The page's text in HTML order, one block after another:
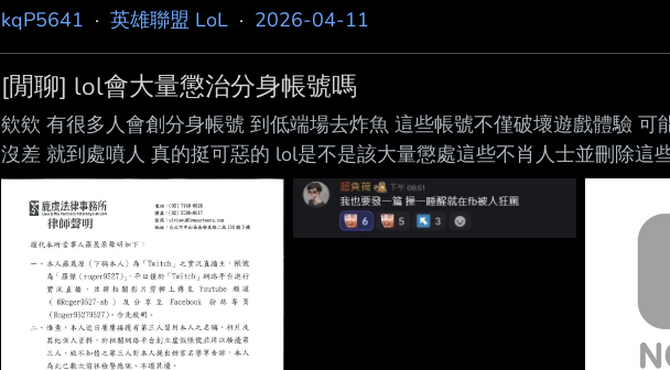
kqP5641 · 英雄聯盟 LoL · 2026-04-11
[閒聊] lol會大量懲治分身帳號嗎
欸欸 有很多人會創分身帳號 到低端場去炸魚 這些帳號不僅破壞遊戲體驗 可
沒差 就到處噴人 真的挺可惡的 lol是不是該大量懲處這些不肖人士並刪除這
環境？？ 0.0 ---- Sent from BePTT on my Samsung SM-A5460 --